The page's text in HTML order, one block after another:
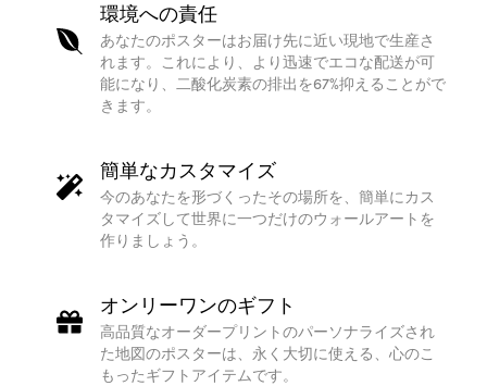
環境への責任
あなたのポスターはお届け先に近い現地で生産さ
れます。これにより、より迅速でエコな配送が可
能になり、二酸化炭素の排出を67%抑えることがで
きます。
簡単なカスタマイズ
今のあなたを形づくったその場所を、簡単にカス
タマイズして世界に一つだけのウォールアートを
作りましょう。
オンリーワンのギフト
高品質なオーダープリントのパーソナライズされ
た地図のポスターは、永く大切に使える、心のこ
もったギフトアイテムです。